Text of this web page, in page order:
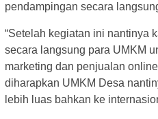
pendampingan secara
“Setelah kegiatan ini nantinya
secara langsung para UMKM
marketing dan penjualan
diharapkan UMKM Desa
lebih luas bahkan ke